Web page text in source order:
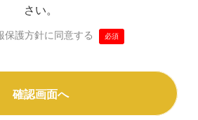
さい。
保護方針に同意する 必須